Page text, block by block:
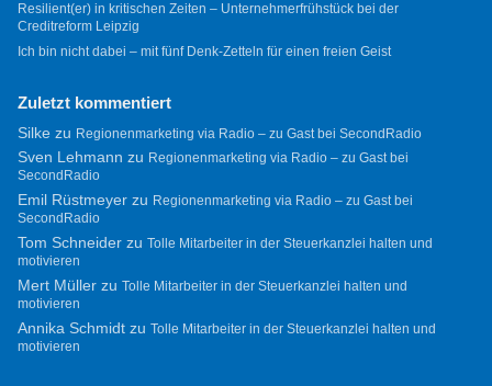
Resilient(er) in kritischen Zeiten – Unternehmerfrühstück bei der
Creditreform Leipzig
Ich bin nicht dabei – mit fünf Denk-Zetteln für einen freien Geist
Zuletzt kommentiert
Silkezu Regionenmarketing via Radio – zu Gast bei SecondRadio
Sven Lehmann zu Regionenmarketing via Radio – zu Gast bei
SecondRadio
Emil Rüstmeyerzu Regionenmarketing via Radio – zu Gast bei
SecondRadio
Tom Schneiderzu Tolle Mitarbeiter in der Steuerkanzlei halten und
motivieren
Mert Müllerzu Tolle Mitarbeiter in der Steuerkanzlei halten und
motivieren
Annika Schmidtzu Tolle Mitarbeiter in der Steuerkanzlei halten und
motivieren